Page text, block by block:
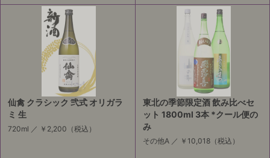
仙禽 クラシック 弐式 オリガラ
ミ 生
720ml ／ ￥2,200 （税込）
東北の季節限定酒 飲み比べセ
ット 1800ml 3本 *クール便の
み
その他A ／ ￥10,018（税込）